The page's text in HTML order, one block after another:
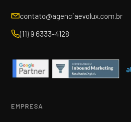
contato@agenciaevolux.com.br
(11) 9 6333-4128
EMPRESA